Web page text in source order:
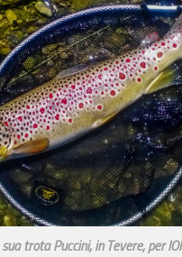
trota Puccini, in Tevere, per